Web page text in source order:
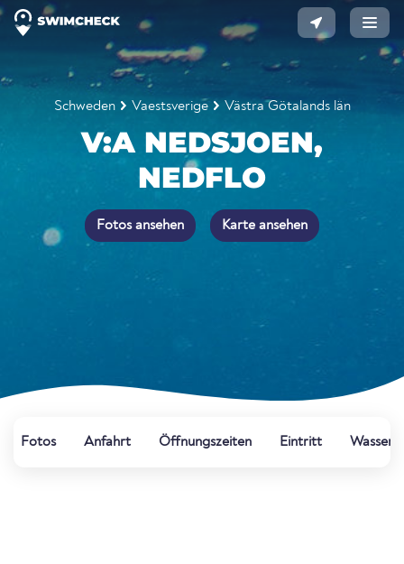
Schweden Vaestsverige Västra Götalands län
V:A NEDSJOEN,
NEDFLO
Fotos ansehen Karte ansehen
Fotos Anfahrt Öffnungszeiten Eintritt